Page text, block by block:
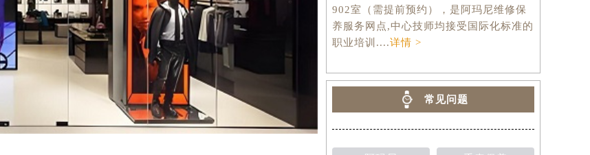
902室（需提前预约），是阿玛尼维修保
养服务网点,中心技师均接受国际化标准的
职业培训....详情 >
常见问题